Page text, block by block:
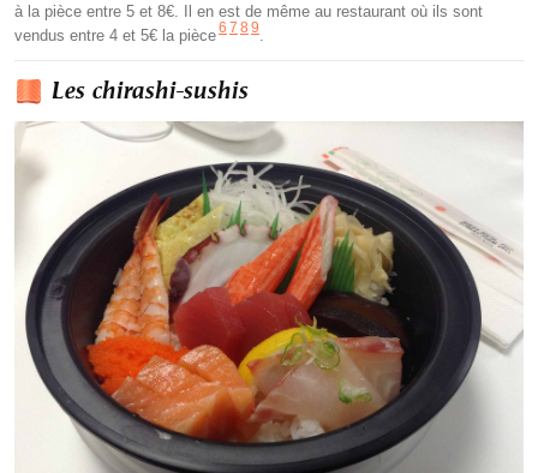
à la pièce entre 5 et 8€. Il en est de même au restaurant où ils sont
vendus entre 4 et 5€ la pièce6 7 8 9
Les chirashi-sushis